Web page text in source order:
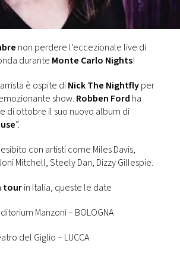
non perdere l’eccezionale live di
durante Monte Carlo Nights!
è ospite diNick The Nightflyper
show. Robben Ford ha
di ottobre il suo nuovo album di
”.
con artisti come Miles Davis,
Mitchell, Steely Dan, Dizzy Gillespie.
tourin Italia, queste le date
Manzoni – BOLOGNA
del Giglio – LUCCA